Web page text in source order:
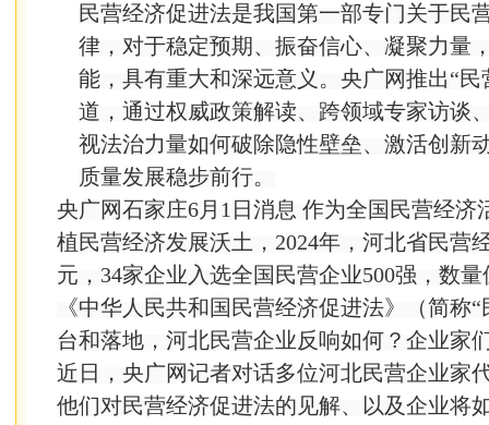
民营经济促进法是我国第一部专门关于民
律，对于稳定预期、振奋信心、凝聚力量
能，具有重大和深远意义。央广网推出“
道，通过权威政策解读、跨领域专家访谈
视法治力量如何破除隐性壁垒、激活创新
质量发展稳步前行。
央广网石家庄6月1日消息 作为全国民营经济
植民营经济发展沃土，2024年，河北省民营
元，34家企业入选全国民营企业500强，数
《中华人民共和国民营经济促进法》（简称
台和落地，河北民营企业反响如何？企业家
近日，央广网记者对话多位河北民营企业家
他们对民营经济促进法的见解、以及企业将